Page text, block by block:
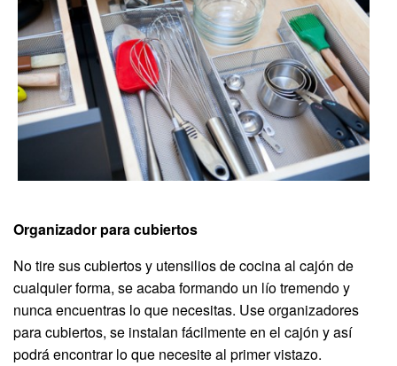
Organizador para cubiertos
No tire sus cubiertos y utensilios de cocina al cajón de
cualquier forma, se acaba formando un lío tremendo y
nunca encuentras lo que necesitas. Use organizadores
para cubiertos, se instalan fácilmente en el cajón y así
podrá encontrar lo que necesite al primer vistazo.